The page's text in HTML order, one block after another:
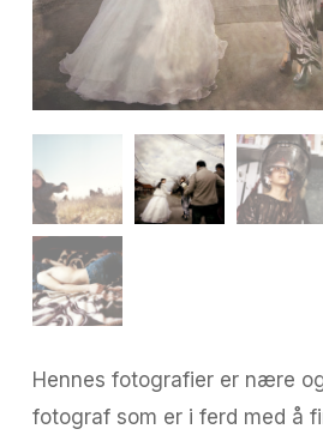
Hennes fotografier er nære
fotograf som er i ferd med å